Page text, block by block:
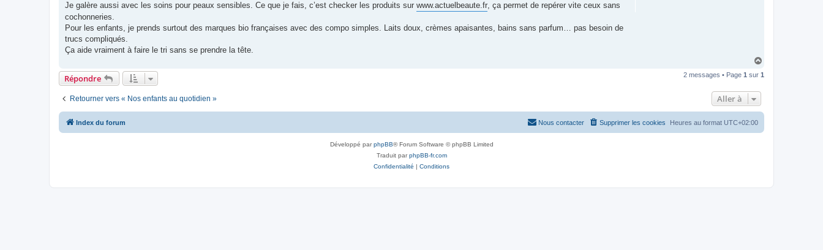
a
g
e
n
o
n
l
Je galère aussi avec les soins pour peaux sensibles. Ce que je fais, c’est checker les produits sur www.actuelbeaute.fr, ça permet de repérer vite ceux sans
cochonneries.
Pour les enfants, je prends surtout des marques bio françaises avec des compo simples. Laits doux, crèmes apaisantes, bains sans parfum… pas besoin de
trucs compliqués.
Ça aide vraiment à faire le tri sans se prendre la tête.
u
Répondre 2 messages • Page 1 sur 1
Retourner vers « Nos enfants au quotidien » Aller à
Index du forum Heures au format UTC+02:00
Supprimer les cookies
Nous contacter
Développé parphpBB® Forum Software © phpBB Limited
Traduit parphpBB-fr.com
Confidentialité | Conditions